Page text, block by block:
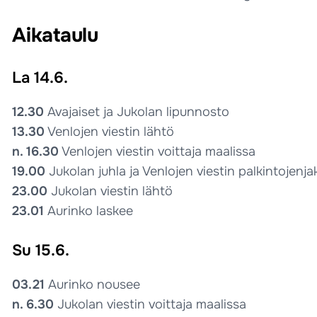
Aikataulu
La 14.6.
12.30 Avajaiset ja Jukolan lipunnosto
13.30 Venlojen viestin lähtö
n. 16.30 Venlojen viestin voittaja maalissa
19.00 Jukolan juhla ja Venlojen viestin
23.00 Jukolan viestin lähtö
23.01 Aurinko laskee
Su 15.6.
03.21 Aurinko nousee
n. 6.30 Jukolan viestin voittaja maalissa